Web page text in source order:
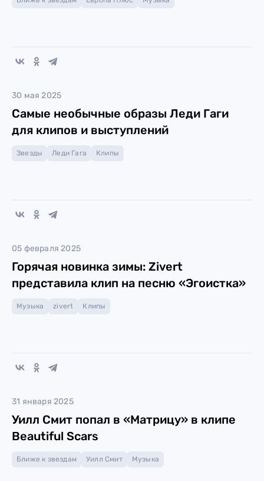
30 мая 2025
Самые необычные образы Леди Гаги
для клипов и выступлений
Звезды Леди Гага Клипы
05 февраля 2025
Горячая новинка зимы: Zivert
представила клип на песню «Эгоистка»
Музыка zivert Клипы
31 января 2025
Уилл Смит попал в «Матрицу» в клипе
Beautiful Scars
Ближе к звездам Уилл Смит Музыка